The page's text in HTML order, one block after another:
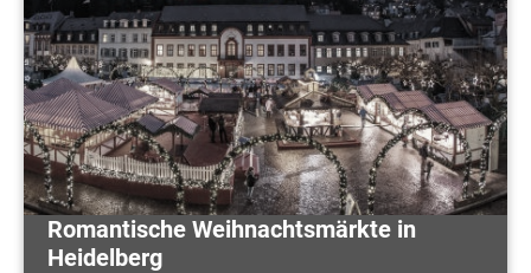
Romantische Weihnachtsmärkte in
Heidelberg